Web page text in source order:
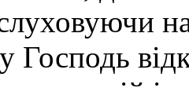
Господь